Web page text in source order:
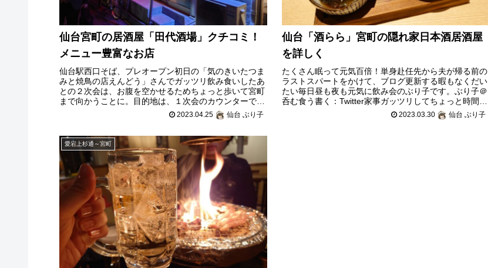
仙台宮町の居酒屋「田代酒場」クチコミ！
メニュー豊富なお店
仙台駅西口そば、プレオープン初日の「気のきいたつま
みと焼鳥の店えんどう」さんでガッツリ飲み食いしたあ
との２次会は、お腹を空かせるためちょっと歩いて宮町
まで向かうことに。目的地は、１次会のカウンターで出
会ったTwitterフォロワーさん（現在2023.04.25 仙台 ぶり子
仙台「酒らら」宮町の隠れ家日本酒居酒屋
を詳しく
たくさん眠って元気百倍！単身赴任先から夫が帰る前の
ラストスパートをかけて、ブログ更新する暇もなくだい
たい毎日昼も夜も元気に飲み会のぶり子です。ぶり子＠
呑む食う書く：Twitter家事ガッツリしてちょっと時間が
余ったから、先日のハシゴ酒の続き2023.03.30 仙台 ぶり子
愛宕上杉通～宮町